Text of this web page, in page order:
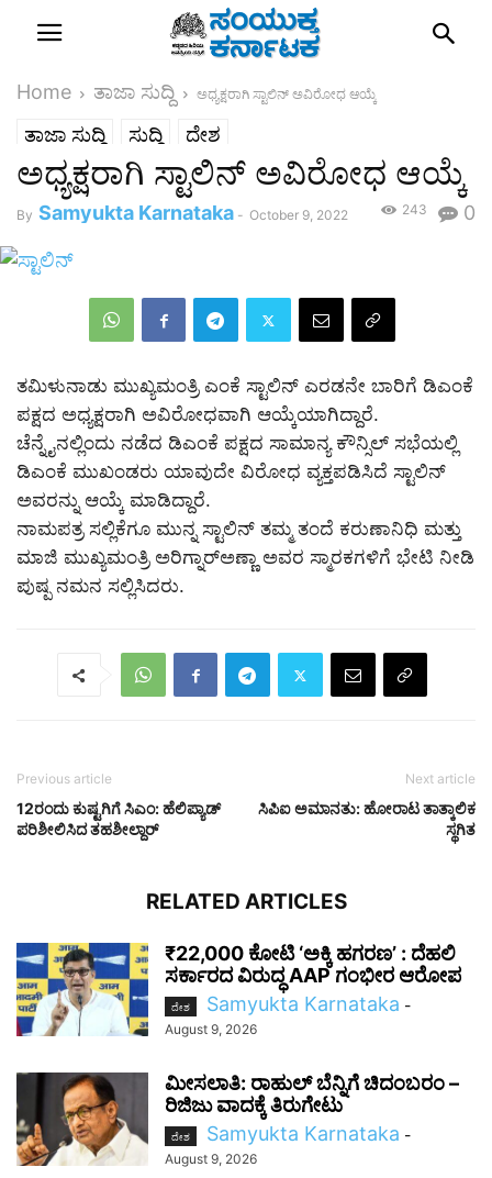
Home ತಾಜಾ ಸುದ್ದಿ ಅಧ್ಯಕ್ಷರಾಗಿ ಸ್ಟಾಲಿನ್‌ ಅವಿರೋಧ ಆಯ್ಕೆ
ತಾಜಾ ಸುದ್ದಿ ಸುದ್ದಿ ದೇಶ
ಅಧ್ಯಕ್ಷರಾಗಿ ಸ್ಟಾಲಿನ್‌ ಅವಿರೋಧ ಆಯ್ಕೆ
By Samyukta Karnataka - October 9, 2022 0
243
ತಮಿಳುನಾಡು ಮುಖ್ಯಮಂತ್ರಿ ಎಂಕೆ ಸ್ಟಾಲಿನ್‌ ಎರಡನೇ ಬಾರಿಗೆ ಡಿಎಂಕೆ
ಪಕ್ಷದ ಅಧ್ಯಕ್ಷರಾಗಿ ಅವಿರೋಧವಾಗಿ ಆಯ್ಕೆಯಾಗಿದ್ದಾರೆ.
ಚೆನ್ನೈನಲ್ಲಿಂದು ನಡೆದ ಡಿಎಂಕೆ ಪಕ್ಷದ ಸಾಮಾನ್ಯ ಕೌನ್ಸಿಲ್‌ ಸಭೆಯಲ್ಲಿ
ಡಿಎಂಕೆ ಮುಖಂಡರು ಯಾವುದೇ ವಿರೋಧ ವ್ಯಕ್ತಪಡಿಸಿದೆ ಸ್ಟಾಲಿನ್‌
ಅವರನ್ನು ಆಯ್ಕೆ ಮಾಡಿದ್ದಾರೆ.
ನಾಮಪತ್ರ ಸಲ್ಲಿಕೆಗೂ ಮುನ್ನ ಸ್ಟಾಲಿನ್‌ ತಮ್ಮ ತಂದೆ ಕರುಣಾನಿಧಿ ಮತ್ತು
ಮಾಜಿ ಮುಖ್ಯಮಂತ್ರಿ ಅರಿಗ್ನಾರ್‌ಅಣ್ಣಾ ಅವರ ಸ್ಮಾರಕಗಳಿಗೆ ಭೇಟಿ ನೀಡಿ
ಪುಷ್ಪ ನಮನ ಸಲ್ಲಿಸಿದರು.
Previous article
12ರಂದು ಕುಷ್ಟಗಿಗೆ ಸಿಎಂ: ಹೆಲಿಪ್ಯಾಡ್
ಪರಿಶೀಲಿಸಿದ ತಹಶೀಲ್ದಾರ್
Next article
ಸಿಪಿಐ ಅಮಾನತು: ಹೋರಾಟ ತಾತ್ಕಾಲಿಕ
ಸ್ಥಗಿತ
RELATED ARTICLES
₹22,000 ಕೋಟಿ ‘ಅಕ್ಕಿ ಹಗರಣ’ : ದೆಹಲಿ
ಸರ್ಕಾರದ ವಿರುದ್ಧ AAP ಗಂಭೀರ ಆರೋಪ
ದೇಶ Samyukta Karnataka -
August 9, 2026
ಮೀಸಲಾತಿ: ರಾಹುಲ್ ಬೆನ್ನಿಗೆ ಚಿದಂಬರಂ –
ರಿಜಿಜು ವಾದಕ್ಕೆ ತಿರುಗೇಟು
ದೇಶ Samyukta Karnataka -
August 9, 2026